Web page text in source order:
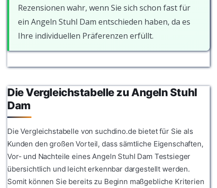
Rezensionen wahr, wenn Sie sich schon fast für
ein Angeln Stuhl Dam entschieden haben, da es
Ihre individuellen Präferenzen erfüllt.
Die Vergleichstabelle zu Angeln Stuhl
Dam
Die Vergleichstabelle von suchdino.de bietet für Sie als
Kunden den großen Vorteil, dass sämtliche Eigenschaften,
Vor- und Nachteile eines Angeln Stuhl Dam Testsieger
übersichtlich und leicht erkennbar dargestellt werden.
Somit können Sie bereits zu Beginn maßgebliche Kriterien